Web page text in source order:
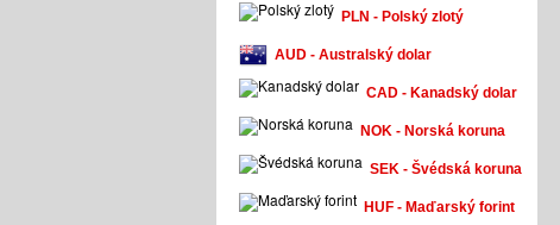
PLN - Polský zlotý
AUD - Australský dolar
CAD - Kanadský dolar
NOK - Norská koruna
SEK - Švédská koruna
HUF - Maďarský forint